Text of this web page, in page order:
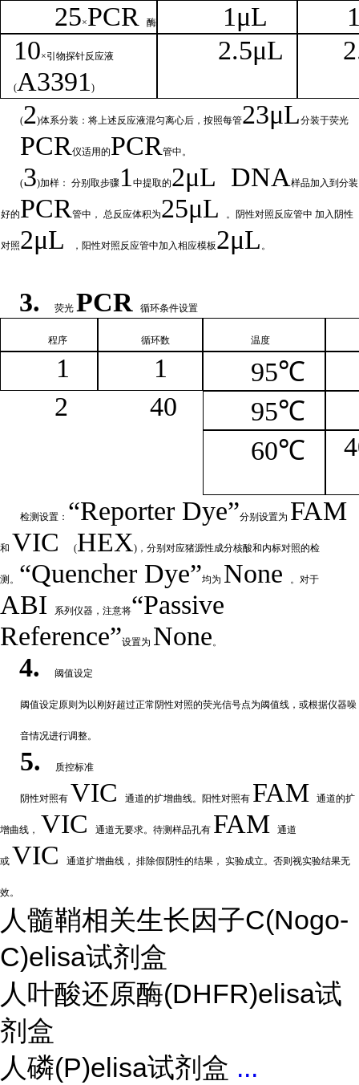
25×PCR 酶 1μL
10×引物探针反应液
(A3391)
2.5μL 2
(2)体系分装：将上述反应液混匀离心后，按照每管23μL分装于荧光
PCR仪适用的PCR管中。
(3)加样： 分别取步骤1 中提取的2μL DNA样品加入到分装
好的PCR管中， 总反应体积为25μL 。阴性对照反应管中 加入阴性
对照2μL ，阳性对照反应管中加入相应模板2μL 。
3. 荧光 PCR 循环条件设置
程序 循环数 温度
1 1
95℃
2
40
95℃
60℃
4
检测设置： “Reporter Dye”分别设置为 FAM
和 VIC(HEX)，分别对应猪源性成分核酸和内标对照的检
测。 “Quencher Dye”均为 None 。对于
ABI 系列仪器，注意将“Passive
Reference”设置为 None。
4. 阈值设定
阈值设定原则为以刚好超过正常阴性对照的荧光信号点为阈值线，或根据仪器噪
音情况进行调整。
5. 质控标准
阴性对照有 VIC通道的扩增曲线。阳性对照有 FAM通道的扩
增曲线， VIC通道无要求。待测样品孔有 FAM通道
或 VIC 通道扩增曲线， 排除假阴性的结果， 实验成立。否则视实验结果无
效。
人髓鞘相关生长因子C(Nogo-
C)elisa试剂盒
人叶酸还原酶(DHFR)elisa试
剂盒
人磷(P)elisa试剂盒 ...